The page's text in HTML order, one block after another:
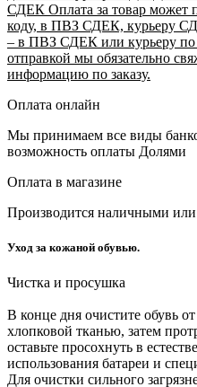
СДЕК Оплата за товар может
коду, в ПВЗ СДЕК, курьеру
– в ПВЗ СДЕК или курьеру
отправкой мы обязательно
информацию по заказу.
Оплата онлайн
Мы принимаем все виды
возможность оплаты Долями
Оплата в магазине
Производится наличными
Уход за кожаной обувью.
Чистка и просушка
В конце дня очистите обувь
хлопковой тканью, затем
оставьте просохнуть в
использования батареи и
Для очистки сильного